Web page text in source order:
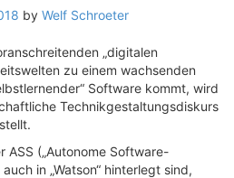
by Welf Schroeter
„digitalen
zu einem wachsenden
Software kommt, wird
Technikgestaltungsdiskurs
ASS („Autonome Software-
in „Watson“ hinterlegt sind,